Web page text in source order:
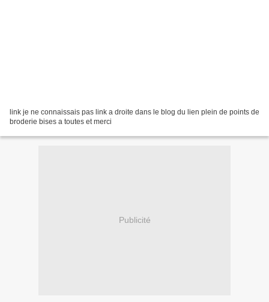
link je ne connaissais pas link a droite dans le blog du lien plein de points de
broderie bises a toutes et merci
Publicité